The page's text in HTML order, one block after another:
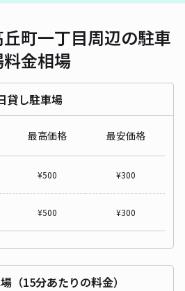
町一丁目周辺の駐車
金相場
貸し駐車場
最高価格 最安価格
¥500 ¥300
¥500 ¥300
（15分あたりの料金）